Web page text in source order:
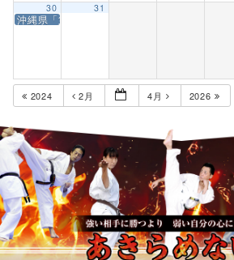
30
沖縄県「第8回全沖縄県空手道選手権大会」
31
2024 2月 4月 2026